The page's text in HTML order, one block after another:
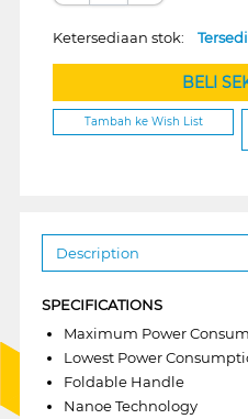
Ketersediaan stok:
BELI
Tambah ke Wish List
Description
SPECIFICATIONS
Maximum Power
Lowest Power
Foldable Handle
Nanoe Technology